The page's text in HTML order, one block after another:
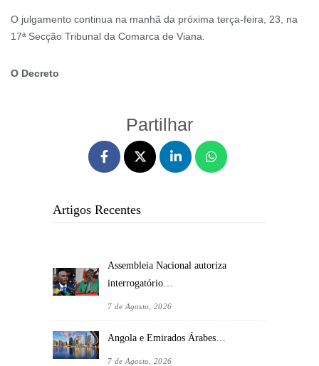
O julgamento continua na manhã da próxima terça-feira, 23, na
17ª Secção Tribunal da Comarca de Viana.
O Decreto
Partilhar
Artigos Recentes
Assembleia Nacional autoriza
interrogatório…
7 de Agosto, 2026
Angola e Emirados Árabes…
7 de Agosto, 2026